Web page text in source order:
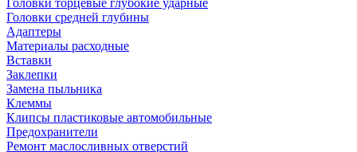
Головки торцевые глубокие ударные
Головки средней глубины
Адаптеры
Материалы расходные
Вставки
Заклепки
Замена пыльника
Клеммы
Клипсы пластиковые автомобильные
Предохранители
Ремонт маслосливных отверстий